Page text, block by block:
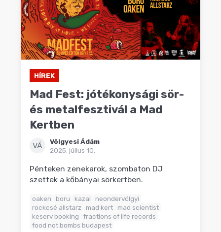
HÍREK
Mad Fest: jótékonysági sör-
és metalfesztivál a Mad
Kertben
VÁ
Völgyesi Ádám
2025. július 10.
Pénteken zenekarok, szombaton DJ
szettek a kőbányai sörkertben.
oaken boru kazal
neondervölgyi
rockcsé allstarz
mad kert mad scientist
keserv booking
fractions of life records
food not bombs budapest